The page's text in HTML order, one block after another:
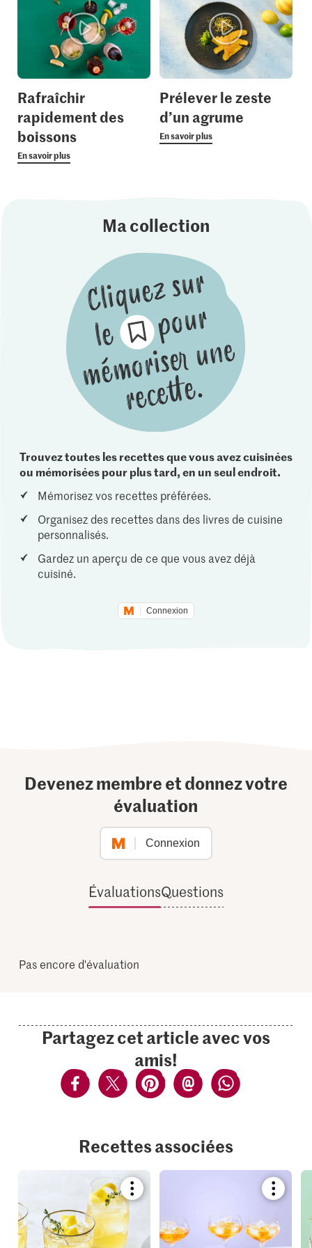
Rafraîchir
rapidement des
boissons
En savoir plus
Prélever le zeste
d’un agrume
En savoir plus
Ma collection
Trouvez toutes les recettes que vous avez cuisinées
ou mémorisées pour plus tard, en un seul endroit.
Mémorisez vos recettes préférées.
Organisez des recettes dans des livres de cuisine
personnalisés.
Gardez un aperçu de ce que vous avez déjà
cuisiné.
Connexion
Devenez membre et donnez votre
évaluation
Connexion
ÉvaluationsQuestions
Pas encore d'évaluation
Partagez cet article avec vos
amis!
Recettes associées
Bookmark
recipe
recipe
add
it
to